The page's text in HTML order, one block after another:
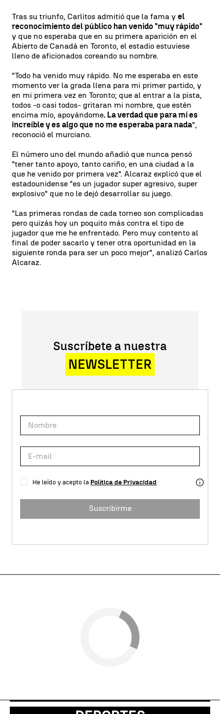
Tras su triunfo, Carlitos admitió que la fama y el
reconocimiento del público han venido "muy rápido"
y que no esperaba que en su primera aparición en el
Abierto de Canadá en Toronto, el estadio estuviese
lleno de aficionados coreando su nombre.
"Todo ha venido muy rápido. No me esperaba en este
momento ver la grada llena para mi primer partido, y
en mi primera vez en Toronto; que al entrar a la pista,
todos -o casi todos- gritaran mi nombre, que estén
encima mío, apoyándome. La verdad que para mi es
increíble y es algo que no me esperaba para nada",
reconoció el murciano.
El número uno del mundo añadió que nunca pensó
"tener tanto apoyo, tanto cariño, en una ciudad a la
que he venido por primera vez". Alcaraz explicó que el
estadounidense "es un jugador super agresivo, super
explosivo" que no le dejó desarrollar su juego.
"Las primeras rondas de cada torneo son complicadas
pero quizás hoy un poquito más contra el tipo de
jugador que me he enfrentado. Pero muy contento al
final de poder sacarlo y tener otra oportunidad en la
siguiente ronda para ser un poco mejor", analizó Carlos
Alcaraz.
Suscríbete a nuestra
NEWSLETTER
He leído y acepto la Política de Privacidad
Suscribirme